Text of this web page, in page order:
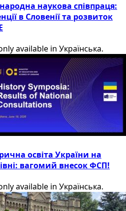
наукова співпраця:
в Словенії та розвиток
available in Українська.
освіта України на
вагомий внесок ФСП!
available in Українська.